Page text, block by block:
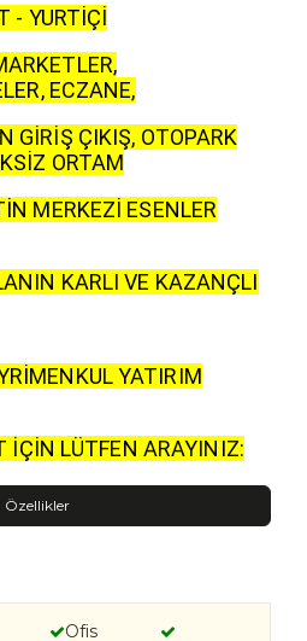
- YURTİÇİ
ECZANE,
GİRİŞ ÇIKIŞ, OTOPARK
ORTAM
MERKEZİ ESENLER
KARLI VE KAZANÇLI
YATIRIM
İÇİN LÜTFEN ARAYINIZ:
Özellikler
Ofis